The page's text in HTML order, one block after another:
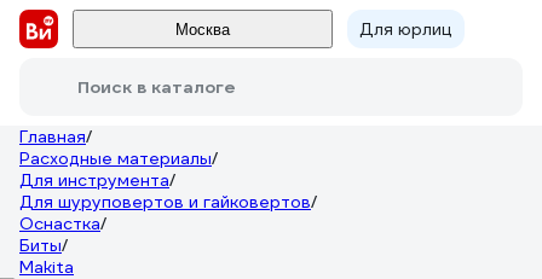
Москва Для юрлиц
Поиск в каталоге
Главная/
Расходные материалы/
Для инструмента/
Для шуруповертов и гайковертов/
Оснастка/
Биты/
Makita